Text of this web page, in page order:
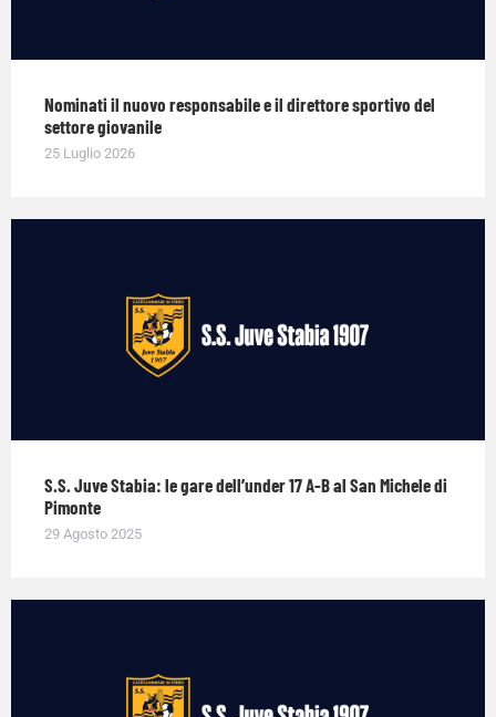
Nominati il nuovo responsabile e il direttore sportivo del
settore giovanile
25 Luglio 2026
S.S. Juve Stabia: le gare dell’under 17 A-B al San Michele di
Pimonte
29 Agosto 2025